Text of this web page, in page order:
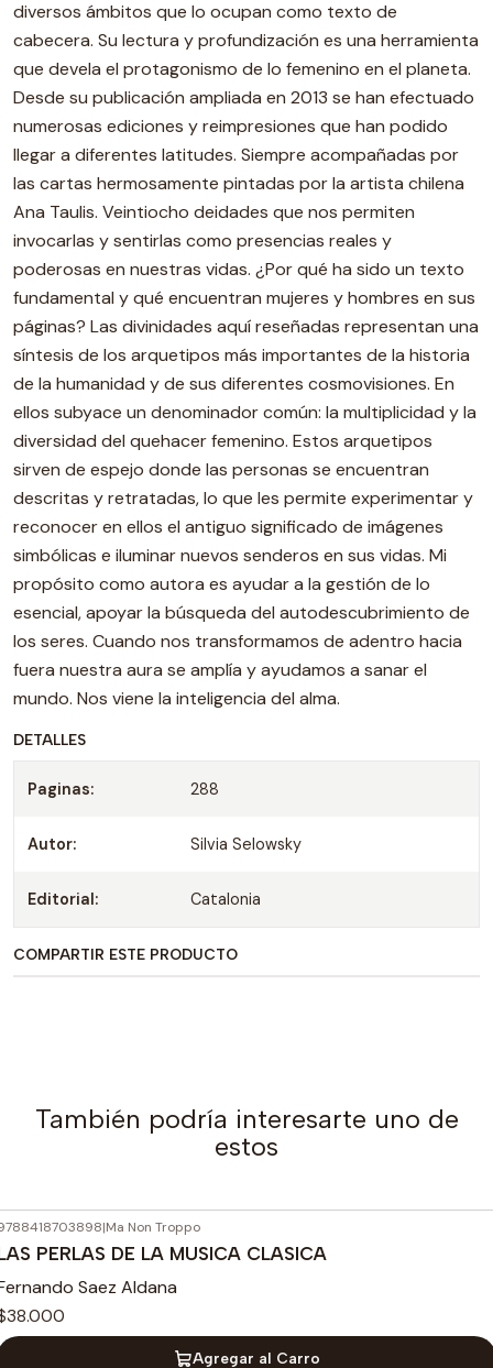
diversos ámbitos que lo ocupan como texto de
cabecera. Su lectura y profundización es una herramienta
que devela el protagonismo de lo femenino en el planeta.
Desde su publicación ampliada en 2013 se han efectuado
numerosas ediciones y reimpresiones que han podido
llegar a diferentes latitudes. Siempre acompañadas por
las cartas hermosamente pintadas por la artista chilena
Ana Taulis. Veintiocho deidades que nos permiten
invocarlas y sentirlas como presencias reales y
poderosas en nuestras vidas. ¿Por qué ha sido un texto
fundamental y qué encuentran mujeres y hombres en sus
páginas? Las divinidades aquí reseñadas representan una
síntesis de los arquetipos más importantes de la historia
de la humanidad y de sus diferentes cosmovisiones. En
ellos subyace un denominador común: la multiplicidad y la
diversidad del quehacer femenino. Estos arquetipos
sirven de espejo donde las personas se encuentran
descritas y retratadas, lo que les permite experimentar y
reconocer en ellos el antiguo significado de imágenes
simbólicas e iluminar nuevos senderos en sus vidas. Mi
propósito como autora es ayudar a la gestión de lo
esencial, apoyar la búsqueda del autodescubrimiento de
los seres. Cuando nos transformamos de adentro hacia
fuera nuestra aura se amplía y ayudamos a sanar el
mundo. Nos viene la inteligencia del alma.
DETALLES
Paginas: 288
Autor: Silvia Selowsky
Editorial: Catalonia
COMPARTIR ESTE PRODUCTO
También podría interesarte uno de
estos
|Ma Non Troppo
PERLAS DE LA MUSICA CLASICA
Saez Aldana
Agregar al Carro